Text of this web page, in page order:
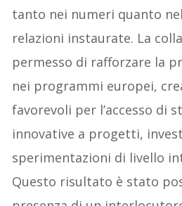
tanto nei numeri quanto
relazioni instaurate. La
permesso di rafforzare la
nei programmi europei,
favorevoli per l’accesso di
innovative a progetti,
sperimentazioni di livello
Questo risultato è stato